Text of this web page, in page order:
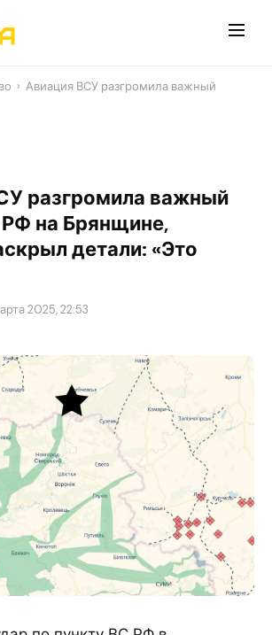
› ​Авиация ВСУ разгромила важный
разгромила важный
на Брянщине,
детали: «Это
2025, 22:53